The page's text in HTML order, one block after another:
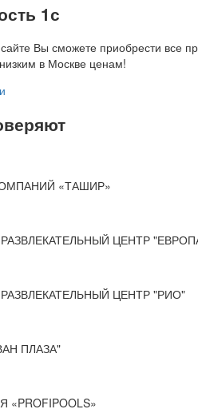
1с
Вы сможете приобрести все
в Москве ценам!
«ТАШИР»
ЦЕНТР
ЦЕНТР "РИО"
ПЛАЗА"